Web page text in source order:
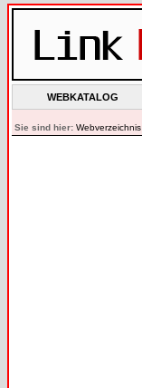
WEBKATALOG
Sie sind hier: Webverzeichnis